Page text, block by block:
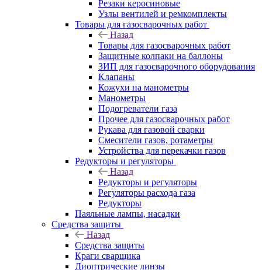
Резаки керосиновые
Узлы вентилей и ремкомплекты
Товары для газосварочных работ
Назад
Товары для газосварочных работ
Защитные колпаки на баллоны
ЗИП для газосварочного оборудования
Клапаны
Кожухи на манометры
Манометры
Подогреватели газа
Прочее для газосварочных работ
Рукава для газовой сварки
Смесители газов, ротаметры
Устройства для перекачки газов
Редукторы и регуляторы
Назад
Редукторы и регуляторы
Регуляторы расхода газа
Редукторы
Паяльные лампы, насадки
Средства защиты
Назад
Средства защиты
Краги сварщика
Диоптрические линзы